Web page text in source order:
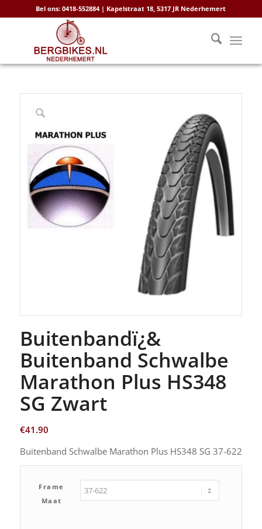
Bel ons: 0418-552884 | Kapelstraat 18, 5317 JR Nederhemert
Buitenbandï¿&
Buitenband Schwalbe
Marathon Plus HS348
SG Zwart
€41.90
Buitenband Schwalbe Marathon Plus HS348 SG 37-622
Frame
Maat